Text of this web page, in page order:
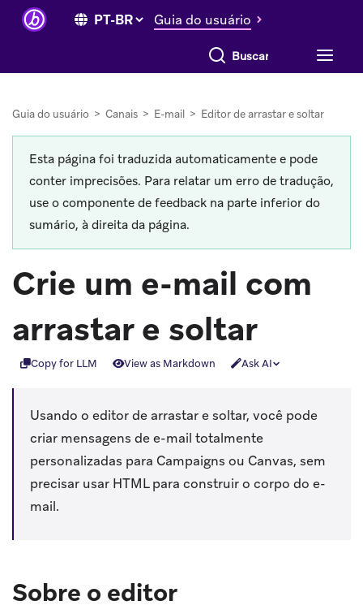
Guia do usuário
Buscar tudo
Guia do usuário > Canais > E-mail > Editor de arrastar e soltar
Esta página foi traduzida automaticamente e pode
conter imprecisões. Para relatar um erro de tradução,
use o componente de feedback na parte inferior do
sumário, à direita da página.
Crie um e-mail com
arrastar e soltar
Copy for LLM View as Markdown Ask AI
Usando o editor de arrastar e soltar, você pode
criar mensagens de e-mail totalmente
personalizadas para Campaigns ou Canvas, sem
precisar usar HTML para construir o corpo do e-
mail.
Sobre o editor